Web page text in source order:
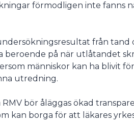
förmodligen inte fanns
från tand
på när utlåtandet
människor kan ha blivit
utredning.
bör åläggas ökad
kan borga för att läkares